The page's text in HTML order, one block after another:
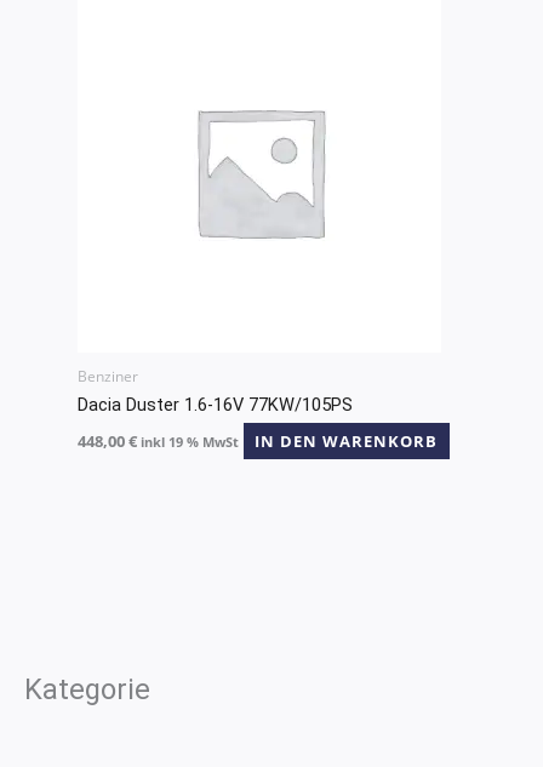
Kategorie
Benziner
Dacia Duster 1.6-16V 77KW/105PS
448,00€ inkl 19 % MwSt IN DEN WARENKORB